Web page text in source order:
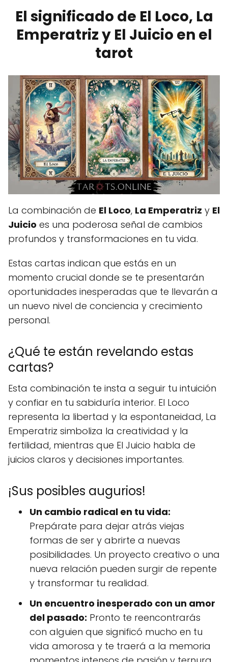
El significado de El Loco, La
Emperatriz y El Juicio en el
tarot
La combinación de El Loco, La Emperatriz y El
Juicio es una poderosa señal de cambios
profundos y transformaciones en tu vida.
Estas cartas indican que estás en un
momento crucial donde se te presentarán
oportunidades inesperadas que te llevarán a
un nuevo nivel de conciencia y crecimiento
personal.
¿Qué te están revelando estas
cartas?
Esta combinación te insta a seguir tu intuición
y confiar en tu sabiduría interior. El Loco
representa la libertad y la espontaneidad, La
Emperatriz simboliza la creatividad y la
fertilidad, mientras que El Juicio habla de
juicios claros y decisiones importantes.
¡Sus posibles augurios!
Un cambio radical en tu vida:
Prepárate para dejar atrás viejas
formas de ser y abrirte a nuevas
posibilidades. Un proyecto creativo o una
nueva relación pueden surgir de repente
y transformar tu realidad.
Un encuentro inesperado con un amor
del pasado: Pronto te reencontrarás
con alguien que significó mucho en tu
vida amorosa y te traerá a la memoria